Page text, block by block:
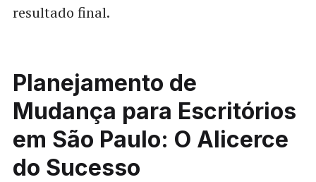
resultado final.
Planejamento de
Mudança para Escritórios
em São Paulo: O Alicerce
do Sucesso